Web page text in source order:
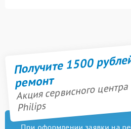
Получите 1500
ремонт
Акция сервисного центра
Philips